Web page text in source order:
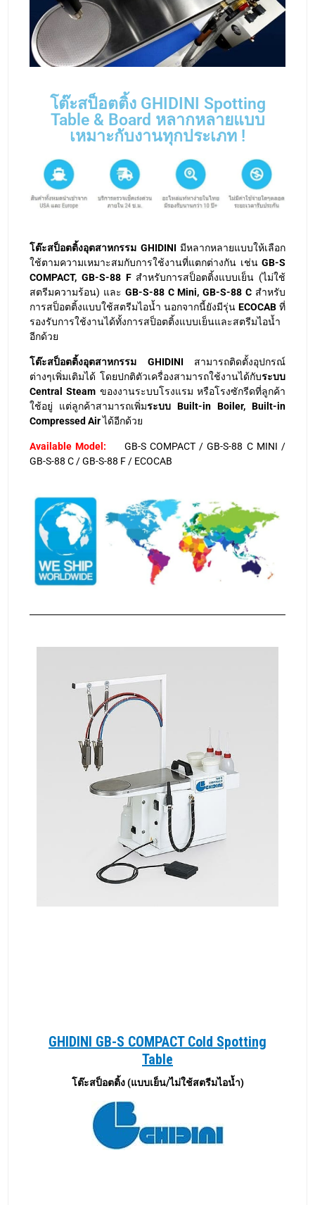
โต๊ะสป็อตติ้ง GHIDINI Spotting
Table & Board หลากหลายแบบ
เหมาะกับงานทุกประเภท !
โต๊ะสป็อตติ้งอุตสาหกรรม GHIDINI มีหลากหลายแบบให้เลือก
ใช้ตามความเหมาะสมกับการใช้งานที่แตกต่างกัน เช่น GB-S
COMPACT, GB-S-88 F สำหรับการสป็อตติ้งแบบเย็น (ไม่ใช้
สตรีมความร้อน) และ GB-S-88 C Mini, GB-S-88 C สำหรับ
การสป็อตติ้งแบบใช้สตรีมไอน้ำ นอกจากนี้ยังมีรุ่น ECOCABที่
รองรับการใช้งานได้ทั้งการสป็อตติ้งแบบเย็นและสตรีมไอน้ำ
อีกด้วย
โต๊ะสป็อตติ้งอุตสาหกรรม GHIDINI สามารถติดตั้งอุปกรณ์
ต่างๆเพิ่มเติมได้ โดยปกติตัวเครื่องสามารถใช้งานได้กับระบบ
Central Steam ของงานระบบโรงแรม หรือโรงซักรีดที่ลูกค้า
ใช้อยู่ แต่ลูกค้าสามารถเพิ่มระบบ Built-in Boiler, Built-in
Compressed Airได้อีกด้วย
Available Model:
GB-S COMPACT / GB-S-88 C MINI /
GB-S-88 C / GB-S-88 F / ECOCAB
GHIDINI GB-S COMPACT Cold Spotting
Table
โต๊ะสป็อตติ้ง (แบบเย็น/ไม่ใช้สตรีมไอน้ำ)